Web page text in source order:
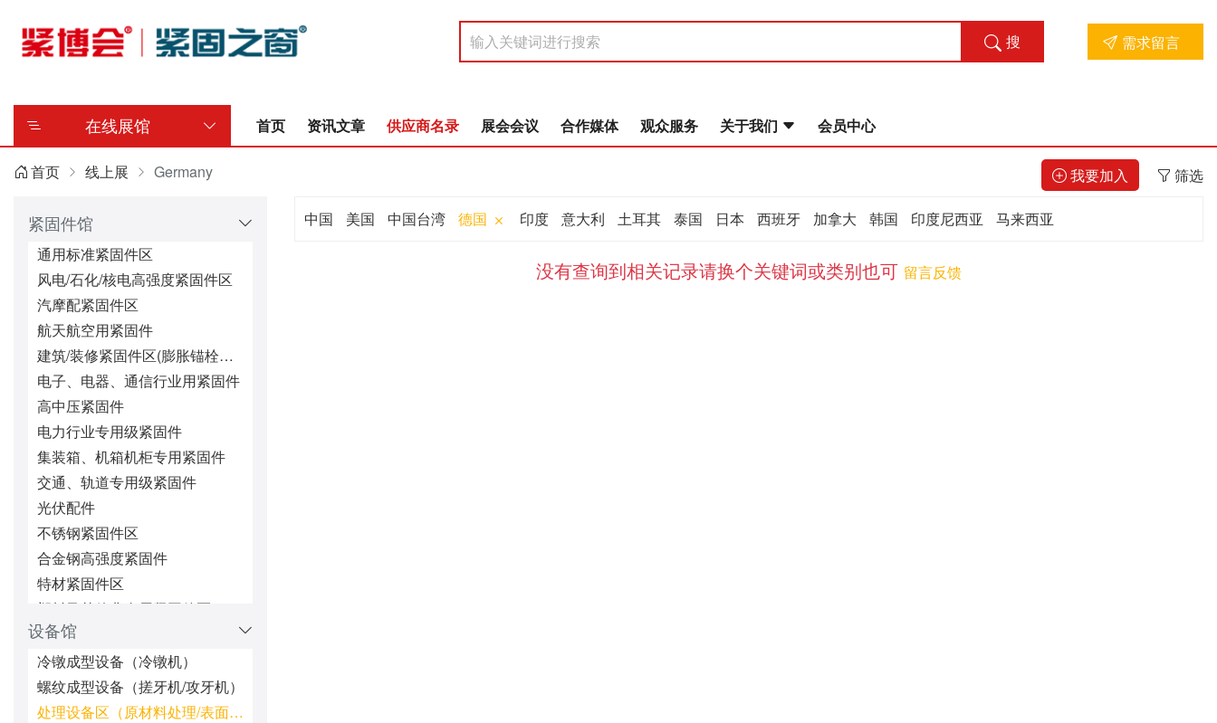
搜
需求留言
在线展馆 首页 资讯文章 供应商名录 展会会议 合作媒体 观众服务 关于我们 会员中心
首页 线上展 Germany
紧固件馆
通用标准紧固件区
风电/石化/核电高强度紧固件区
汽摩配紧固件区
航天航空用紧固件
建筑/装修紧固件区(膨胀锚栓、钻尾螺丝等)
电子、电器、通信行业用紧固件
高中压紧固件
电力行业专用级紧固件
集装箱、机箱机柜专用紧固件
交通、轨道专用级紧固件
光伏配件
不锈钢紧固件区
合金钢高强度紧固件
特材紧固件区
塑料及其他非金属紧固件区
微型/精密机械配件
超长超大紧固件区
五金冲压件区
锁紧/防松紧固件区
设备馆
冷镦成型设备（冷镦机）
螺纹成型设备（搓牙机/攻牙机）
处理设备区（原材料处理/表面处理/热处理/防松处理）
我要加入 筛选
中国 美国 中国台湾 德国 印度 意大利 土耳其 泰国 日本 西班牙 加拿大 韩国 印度尼西亚 马来西亚
没有查询到相关记录请换个关键词或类别也可 留言反馈